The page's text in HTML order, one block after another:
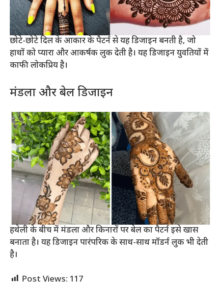
छोटे-छोटे दिल के आकार के पैटर्न से यह डिजाइन बनती है, जो
हाथों को प्यारा और आकर्षक लुक देती है। यह डिजाइन युवतियों में
काफी लोकप्रिय है।
मंडला और बेल डिजाइन
हथेली के बीच में मंडला और किनारों पर बेल का पैटर्न इसे खास
बनाता है। यह डिजाइन पारंपरिक के साथ-साथ मॉडर्न लुक भी देती
है।
Post Views: 117